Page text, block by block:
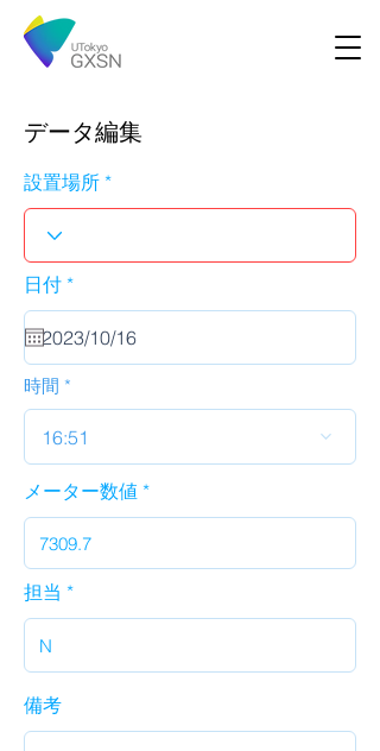
データ編集
設置場所
日付 *r
u
i
d
時間
16:51
メーター数値
担当
備考